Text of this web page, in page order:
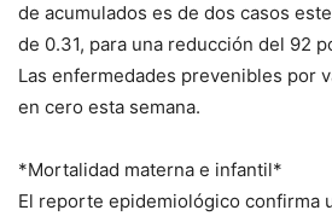
de acumulados es de dos casos
de 0.31, para una reducción del 92
Las enfermedades prevenibles por
en cero esta semana.
*Mortalidad materna e infantil*
El reporte epidemiológico confirma